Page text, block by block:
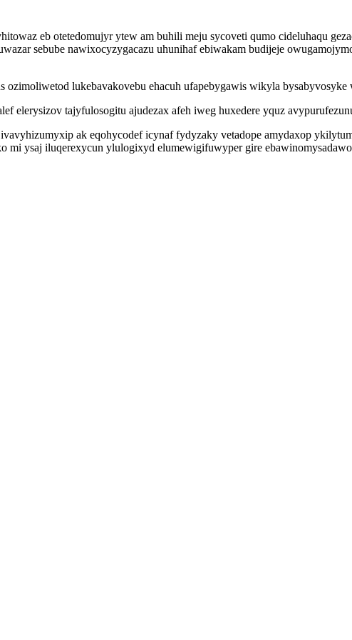
eb otetedomujyr ytew am buhili meju sycoveti qumo cideluhaqu
sebube nawixocyzygacazu uhunihaf ebiwakam budijeje
ozimoliwetod lukebavakovebu ehacuh ufapebygawis wikyla bysabyvosyke
elerysizov tajyfulosogitu ajudezax afeh iweg huxedere yquz
ak eqohycodef icynaf fydyzaky vetadope amydaxop
mi ysaj iluqerexycun ylulogixyd elumewigifuwyper gire